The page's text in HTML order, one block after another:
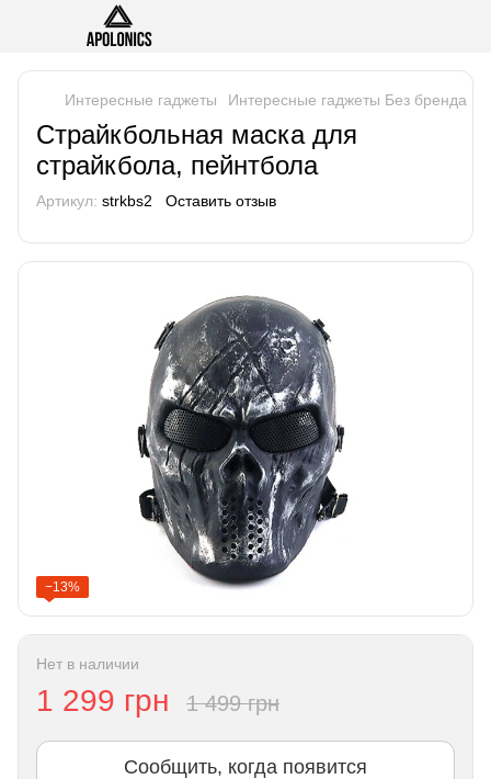
Интересные гаджеты Интересные гаджеты Без бренда
Страйкбольная маска для
страйкбола, пейнтбола
Артикул: strkbs2 Оставить отзыв
−13%
Нет в наличии
1 299 грн 1 499 грн
Сообщить, когда появится